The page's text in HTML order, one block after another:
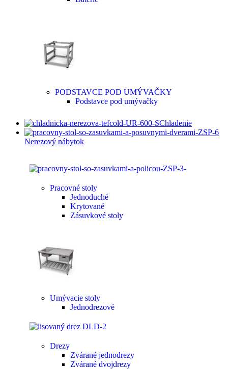
PODSTAVCE POD UMÝVAČKY
Podstavce pod umývačky
Chladenie
Nerezový nábytok
Pracovné stoly
Jednoduché
Krytované
Zásuvkové stoly
Umývacie stoly
Jednodrezové
Drezy
Zvárané jednodrezy
Zvárané dvojdrezy